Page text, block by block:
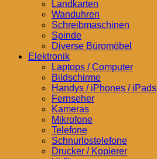
Landkarten
Wanduhren
Schreibmaschinen
Spinde
Diverse Büromöbel
Elektronik
Laptops / Computer
Bildschirme
Handys / iPhones / iPads
Fernseher
Kameras
Mikrofone
Telefone
Schnurlostelefone
Drucker / Kopierer